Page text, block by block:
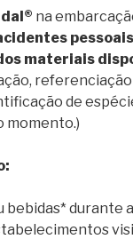
na
materiais
de
momento.)
bebidas* durante